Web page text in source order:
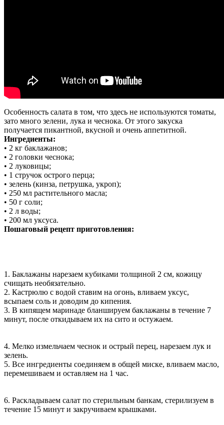
Особенность салата в том, что здесь не используются томаты,
зато много зелени, лука и чеснока. От этого закуска
получается пикантной, вкусной и очень аппетитной.
Ингредиенты:
• 2 кг баклажанов;
• 2 головки чеснока;
• 2 луковицы;
• 1 стручок острого перца;
• зелень (кинза, петрушка, укроп);
• 250 мл растительного масла;
• 50 г соли;
• 2 л воды;
• 200 мл уксуса.
Пошаговый рецепт приготовления:
1. Баклажаны нарезаем кубиками толщиной 2 см, кожицу
счищать необязательно.
2. Кастрюлю с водой ставим на огонь, вливаем уксус,
всыпаем соль и доводим до кипения.
3. В кипящем маринаде бланшируем баклажаны в течение 7
минут, после откидываем их на сито и остужаем.
4. Мелко измельчаем чеснок и острый перец, нарезаем лук и
зелень.
5. Все ингредиенты соединяем в общей миске, вливаем масло,
перемешиваем и оставляем на 1 час.
6. Раскладываем салат по стерильным банкам, стерилизуем в
течение 15 минут и закручиваем крышками.